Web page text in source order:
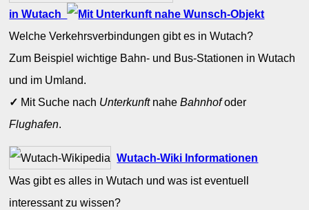
in Wutach
Welche Verkehrsverbindungen gibt es in Wutach?
Zum Beispiel wichtige Bahn- und Bus-Stationen in Wutach
und im Umland.
✓ Mit Suche nach UnterkunftnaheBahnhofoder
Flughafen.
Wutach-Wiki Informationen
Was gibt es alles in Wutach und was ist eventuell
interessant zu wissen?